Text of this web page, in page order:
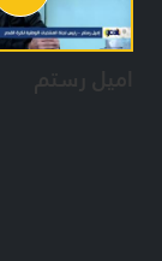
اميل رستم